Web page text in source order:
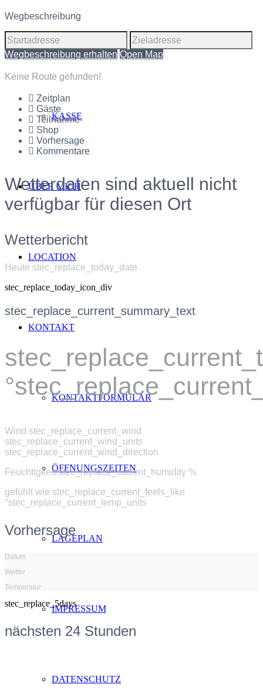
WARENKORB
KASSE
ÜBER MICH
LOCATION
KONTAKT
KONTAKTFORMULAR
ÖFFNUNGSZEITEN
LAGEPLAN
IMPRESSUM
DATENSCHUTZ
Wegbeschreibung
Wegbeschreibung erhalten Open Map
Keine Route gefunden!
Zeitplan
Gäste
Teilnahme
Shop
Vorhersage
Kommentare
Wetterdaten sind aktuell nicht
verfügbar für diesen Ort
Wetterbericht
Heute stec_replace_today_date
stec_replace_today_icon_div
stec_replace_current_summary_text
Wind stec_replace_current_wind
stec_replace_current_wind_units
stec_replace_current_wind_direction
Feuchtigkeitstec_replace_current_humidity %
gefühlt wie stec_replace_current_feels_like
°stec_replace_current_temp_units
Vorhersage
Datum
Wetter
Temperatur
stec_replace_5days
nächsten 24 Stunden